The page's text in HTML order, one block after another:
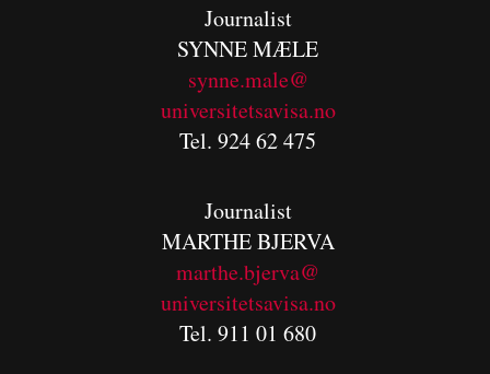
Journalist
SYNNE MÆLE
synne.male@
universitetsavisa.no
Tel. 924 62 475
Journalist
MARTHE BJERVA
marthe.bjerva@
universitetsavisa.no
Tel. 911 01 680